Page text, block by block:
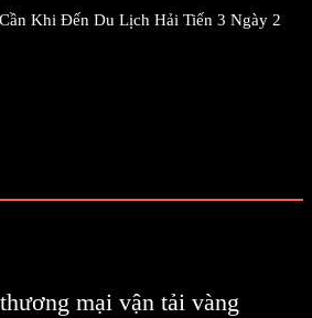
Khi Đến Du Lịch Hải Tiến 3 Ngày 2
mại vận tải vàng